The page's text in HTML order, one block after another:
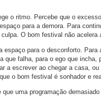
o ritmo. Percebe que o
para a demora. Para
O bom festival não acelera
espaço para o desconforto.
que falha, para o ego que
a escrever ao chegar a casa,
o bom festival é sonhador e
uma programação